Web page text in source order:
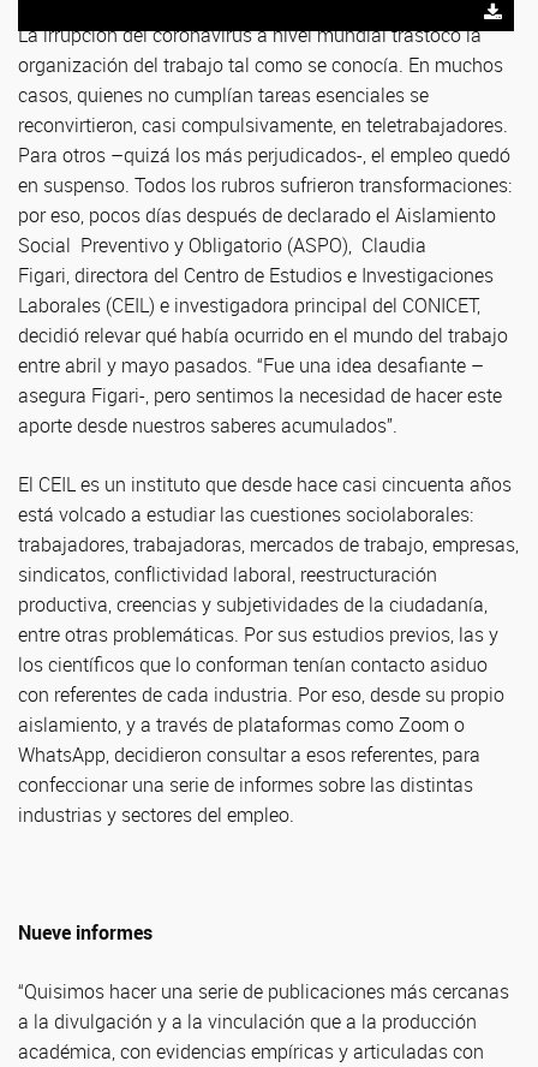
La irrupción del coronavirus a nivel mundial trastocó la
organización del trabajo tal como se conocía. En muchos
casos, quienes no cumplían tareas esenciales se
reconvirtieron, casi compulsivamente, en teletrabajadores.
Para otros –quizá los más perjudicados-, el empleo quedó
en suspenso. Todos los rubros sufrieron transformaciones:
por eso, pocos días después de declarado el Aislamiento
Social Preventivo y Obligatorio (ASPO), Claudia
Figari, directora del Centro de Estudios e Investigaciones
Laborales (CEIL) e investigadora principal del CONICET,
decidió relevar qué había ocurrido en el mundo del trabajo
entre abril y mayo pasados. “Fue una idea desafiante –
asegura Figari-, pero sentimos la necesidad de hacer este
aporte desde nuestros saberes acumulados”.
El CEIL es un instituto que desde hace casi cincuenta años
está volcado a estudiar las cuestiones sociolaborales:
trabajadores, trabajadoras, mercados de trabajo, empresas,
sindicatos, conflictividad laboral, reestructuración
productiva, creencias y subjetividades de la ciudadanía,
entre otras problemáticas. Por sus estudios previos, las y
los científicos que lo conforman tenían contacto asiduo
con referentes de cada industria. Por eso, desde su propio
aislamiento, y a través de plataformas como Zoom o
WhatsApp, decidieron consultar a esos referentes, para
confeccionar una serie de informes sobre las distintas
industrias y sectores del empleo.
Nueve informes
“Quisimos hacer una serie de publicaciones más cercanas
a la divulgación y a la vinculación que a la producción
académica, con evidencias empíricas y articuladas con